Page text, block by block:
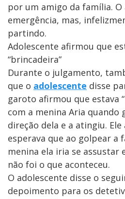
por um amigo da família. O
emergência, mas,
partindo.
Adolescente afirmou que
“brincadeira”
Durante o julgamento,
que o adolescente disse
garoto afirmou que estava
com a menina Aria quando
direção dela e a atingiu. Ele
esperava que ao golpear a
menina ela iria se assustar
não foi o que aconteceu.
O adolescente disse o
depoimento para os